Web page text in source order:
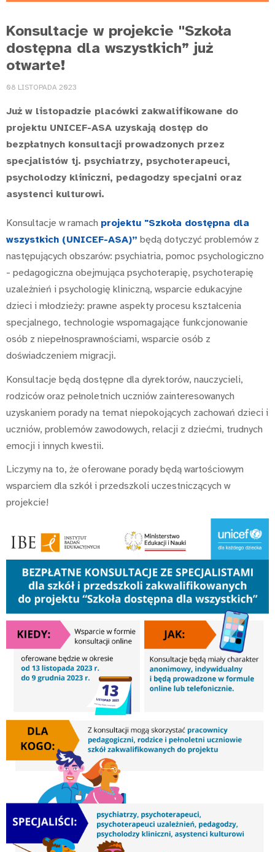
Konsultacje w projekcie "Szkoła
dostępna dla wszystkich” już
otwarte!
08 LISTOPADA 2023
Już w listopadzie placówki zakwalifikowane do
projektu UNICEF-ASA uzyskają dostęp do
bezpłatnych konsultacji prowadzonych przez
specjalistów tj. psychiatrzy, psychoterapeuci,
psycholodzy kliniczni, pedagodzy specjalni oraz
asystenci kulturowi.
Konsultacje w ramach projektu "Szkoła dostępna dla
wszystkich (UNICEF-ASA)” będą dotyczyć problemów z
następujących obszarów: psychiatria, pomoc psychologiczno
- pedagogiczna obejmująca psychoterapię, psychoterapię
uzależnień i psychologię kliniczną, wsparcie edukacyjne
dzieci i młodzieży: prawne aspekty procesu kształcenia
specjalnego, technologie wspomagające funkcjonowanie
osób z niepełnosprawnościami, wsparcie osób z
doświadczeniem migracji.
Konsultacje będą dostępne dla dyrektorów, nauczycieli,
rodziców oraz pełnoletnich uczniów zainteresowanych
uzyskaniem porady na temat niepokojących zachowań dzieci i
uczniów, problemów zawodowych, relacji z dziećmi, trudnych
emocji i innych kwestii.
Liczymy na to, że oferowane porady będą wartościowym
wsparciem dla szkół i przedszkoli uczestniczących w
projekcie!